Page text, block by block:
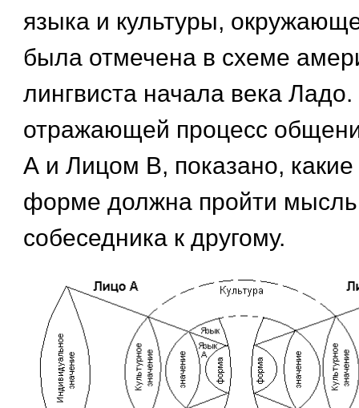
языка и культуры,
была отмечена в схеме
лингвиста начала века
отражающей процесс
А и Лицом В, показано, какие
форме должна пройти мысль
собеседника к другому.